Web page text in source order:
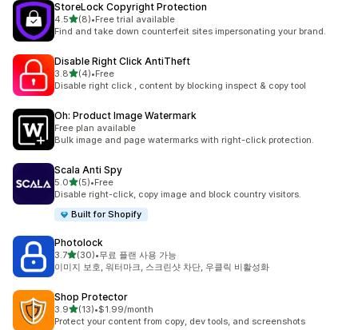
StoreLock Copyright Protection
4.5별 5개 중
(8)
총 리뷰 8개
•Free trial available
Find and take down counterfeit sites impersonating your brand.
Disable Right Click AntiTheft
3.8별 5개 중
(4)
총 리뷰 4개
•Free
Disable right click , content by blocking inspect & copy tool
Oh: Product Image Watermark
Free plan available
Bulk image and page watermarks with right-click protection.
Scala Anti Spy
5.0별 5개 중
(5)
총 리뷰 5개
•Free
Disable right-click, copy image and block country visitors.
Built for Shopify
Photolock
3.7별 5개 중
(30)
총 리뷰 30개
•무료 플랜 사용 가능
이미지 보호, 워터마크, 스크린샷 차단, 우클릭 비활성화
Shop Protector
3.9별 5개 중
(13)
총 리뷰 13개
•$1.99/month
Protect your content from copy, dev tools, and screenshots